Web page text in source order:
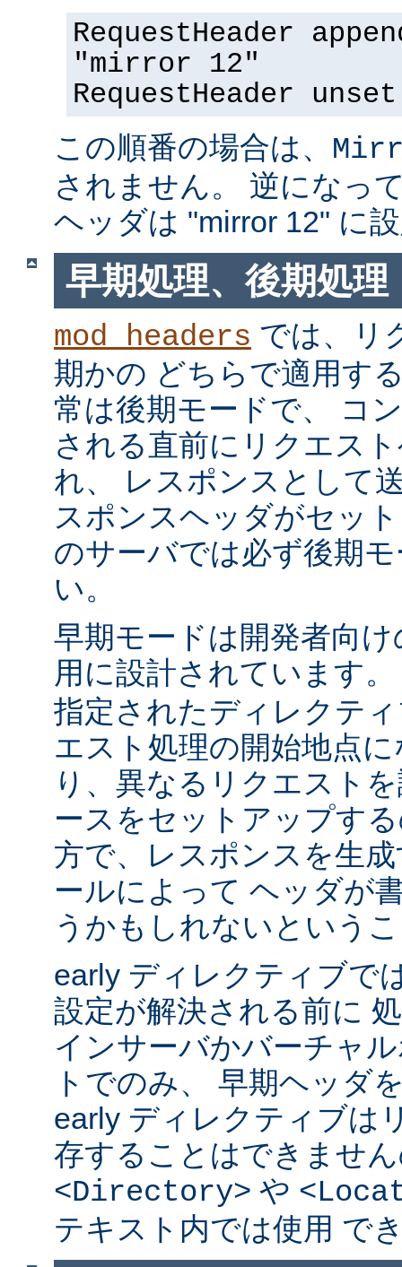
RequestHeader
"mirror 12"
RequestHeader
この順番の場合は、
されません。 逆になっ
ヘッダは "mirror 12" に
早期処理、後期処理
mod_headers では、リ
期かの どちらで適用す
常は後期モードで、 コ
される直前にリクエス
れ、 レスポンスとして
スポンスヘッダがセッ
のサーバでは必ず後期
い。
早期モードは開発者向
用に設計されています
指定されたディレクテ
エスト処理の開始地点
り、異なるリクエスト
ースをセットアップす
方で、レスポンスを生
ールによって ヘッダが
うかもしれないという
early ディレクティブで
設定が解決される前に
インサーバかバーチャ
トでのみ、 早期ヘッダ
early ディレクティブは
存することはできませ
<Directory> や
テキスト内では使用 で